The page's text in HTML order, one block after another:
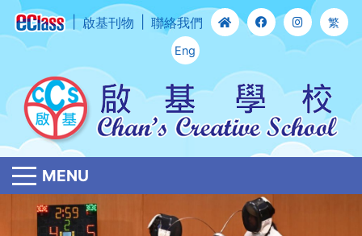
啟基刊物 聯絡我們 繁
Eng
MENU